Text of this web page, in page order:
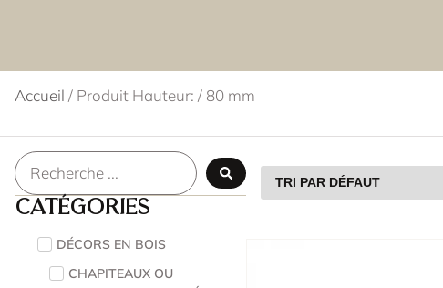
Accueil / Produit Hauteur: / 80 mm
Catégories
DÉCORS EN BOIS
CHAPITEAUX OU